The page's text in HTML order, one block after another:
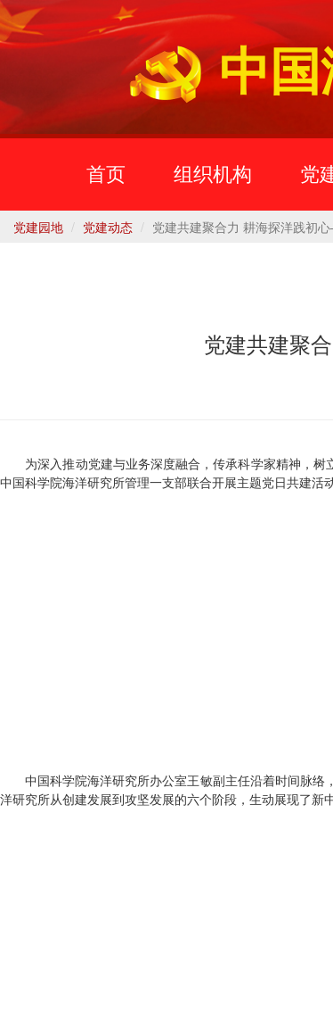
中
首页 组织机构 党
党建园地 党建动态 党建共建聚合力 耕海探洋践初
党建共建聚
为深入推动党建与业务深度融合，传承科学家精神，
中国科学院海洋研究所管理一支部联合开展主题党日共建活
中国科学院海洋研究所办公室王敏副主任沿着时间脉
洋研究所从创建发展到攻坚发展的六个阶段，生动展现了新